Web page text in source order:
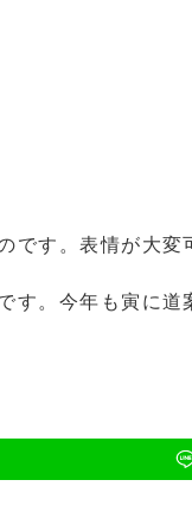
す。表情が大変
。今年も寅に道